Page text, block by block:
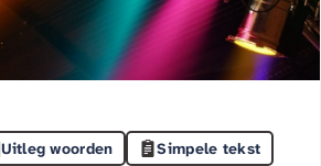
Uitleg woorden Simpele tekst